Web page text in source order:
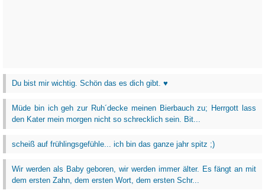
Du bist mir wichtig. Schön das es dich gibt. ♥
Müde bin ich geh zur Ruh´decke meinen Bierbauch zu; Herrgott lass
den Kater mein morgen nicht so schrecklich sein. Bit...
scheiß auf frühlingsgefühle... ich bin das ganze jahr spitz ;)
Wir werden als Baby geboren, wir werden immer älter. Es fängt an mit
dem ersten Zahn, dem ersten Wort, dem ersten Schr...